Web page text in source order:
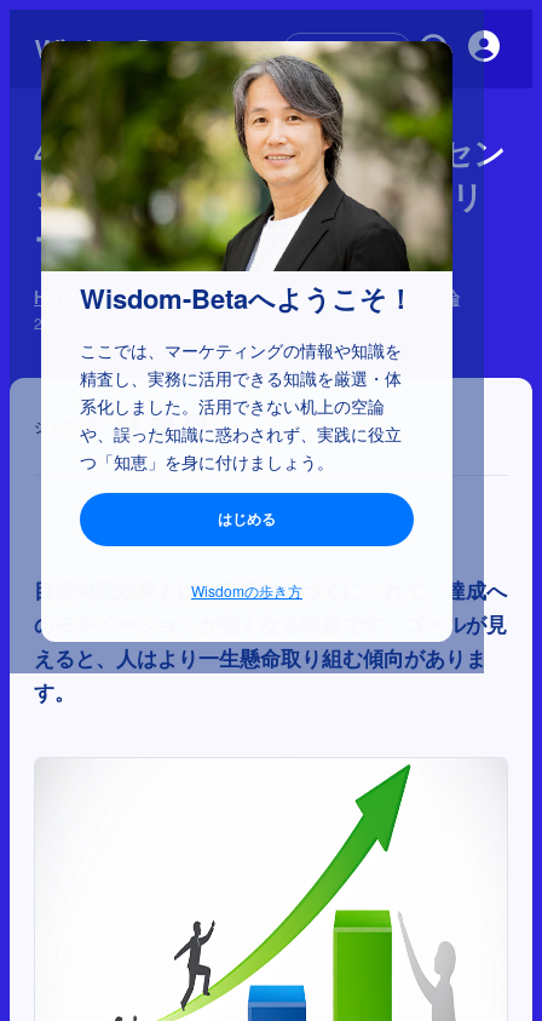
Wisdom-Betaへようこそ！
ここでは、マーケティングの情報や知識を
精査し、実務に活用できる知識を厳選・体
系化しました。活用できない机上の空論
や、誤った知識に惑わされず、実践に役立
つ「知恵」を身に付けましょう。
はじめる
Wisdomの歩き方
初めての方へ
4-1-25：目標勾配効果、ライセン
シング効果、楽観バイアス、リ
ーセンシー効果
HOWを左右する心理学 170理論：9分類と64の優先理論
2025年9月19日
シェア
目標勾配効果とは、目標に近づくにつれて、達成へ
のモチベーションが強くなる現象です。ゴールが見
えると、人はより一生懸命取り組む傾向がありま
す。